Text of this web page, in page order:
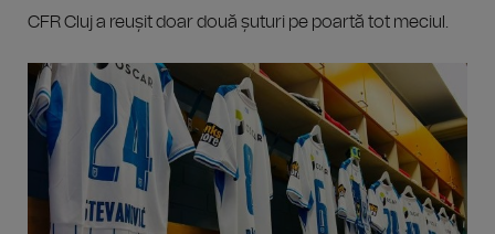
CFR Cluj a reușit doar două șuturi pe poartă tot meciul.